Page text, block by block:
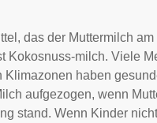
das der Muttermilch am
Kokosnuss-milch. Viele
Klimazonen haben
aufgezogen, wenn
stand. Wenn Kinder